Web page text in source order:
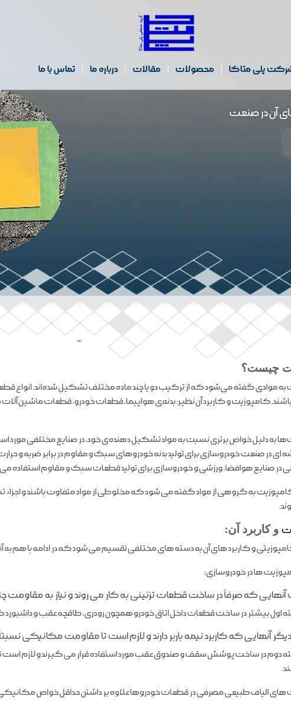
پلی متاکا محصولات مقالات درباره ما تماس با ما
آن در صنعت
ملند
چیست؟
موادی گفته می‌شود که از ترکیب دو یا چند ماده مختلف تشکیل شده‌اند. انواع
کامپوزیت و کاربرد آن نظیر: بدنه‌ی هواپیما، قطعات خودرو، قطعات ماشین
به دلیل خواص برتری نسبت به مواد تشکیل دهنده‌ی خود، در صنایع مختلفی مورد
ای در صنعت خودروسازی برای تولید بدنه خودروهای سبک و مقاوم در برابر ضربه و
در صنایع هوافضا، ورزشی و خودروسازی برای تولید قطعات سبک و مقاوم استفاده
کامپوزیت به گروهی از مواد گفته می شود که مخلوطی از مواد متفاوت باشند و
و کاربرد آن:
و کاربرد های آن به دسته های مختلفی تقسیم می شود که در ادامه با هم به
ها در خودروسازی:
اول بیشتر در ساخت قطعات داخل اتاق خودرو همچون رودری، طاقچه عقب و داشبورد
دوم در ساخت پوشش سقف و صندوق عقب مورد استفاده قرار می گیرند و لازم است تا در
الیاف طبیعی مصرفی در قطعات خودروها علاوه بر داشتن حداقل خواص